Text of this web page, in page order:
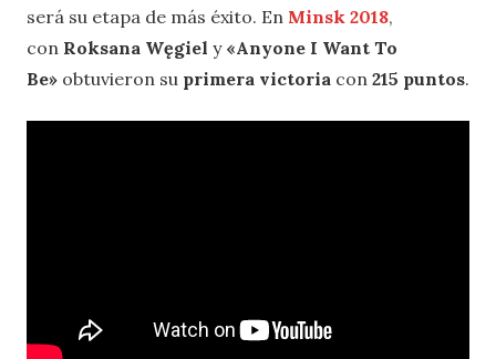
será su etapa de más éxito. En Minsk 2018,
con Roksana Węgiel y «Anyone I Want To
Be» obtuvieron su primera victoria con 215 puntos.